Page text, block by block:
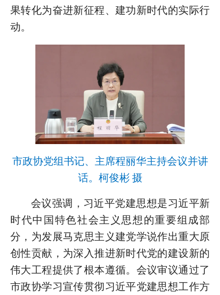
果转化为奋进新征程、建功新时代的实际行
动。
市政协党组书记、主席程丽华主持会议并讲
话。柯俊彬 摄
会议强调，习近平党建思想是习近平新
时代中国特色社会主义思想的重要组成部
分，为发展马克思主义建党学说作出重大原
创性贡献，为深入推进新时代党的建设新的
伟大工程提供了根本遵循。会议审议通过了
市政协学习宣传贯彻习近平党建思想工作方